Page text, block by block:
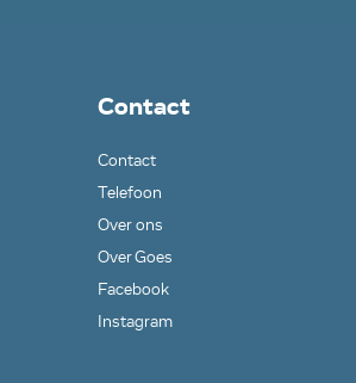
Contact
Contact
Telefoon
Over ons
Over Goes
Facebook
Instagram